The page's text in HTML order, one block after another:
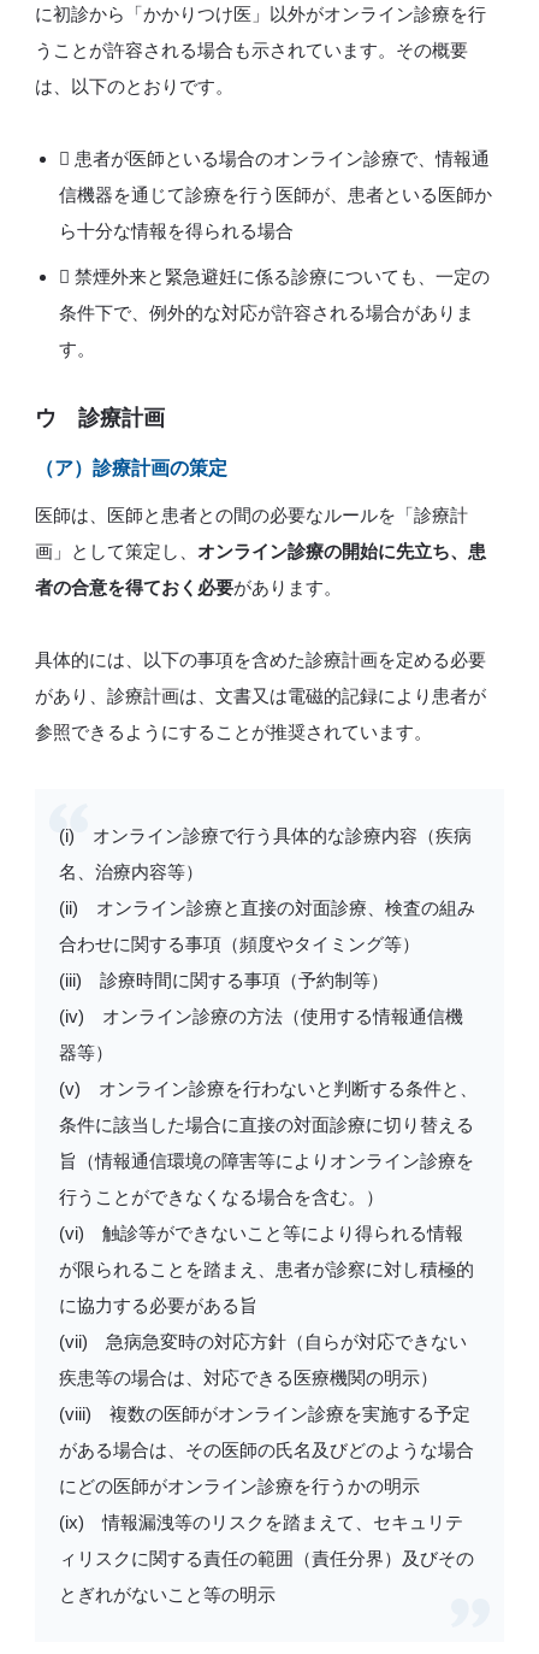
に初診から「かかりつけ医」以外がオンライン診療を行
うことが許容される場合も示されています。その概要
は、以下のとおりです。
 患者が医師といる場合のオンライン診療で、情報通
信機器を通じて診療を行う医師が、患者といる医師か
ら十分な情報を得られる場合
 禁煙外来と緊急避妊に係る診療についても、一定の
条件下で、例外的な対応が許容される場合がありま
す。
ウ 診療計画
（ア）診療計画の策定
医師は、医師と患者との間の必要なルールを「診療計
画」として策定し、オンライン診療の開始に先立ち、患
者の合意を得ておく必要があります。
具体的には、以下の事項を含めた診療計画を定める必要
があり、診療計画は、文書又は電磁的記録により患者が
参照できるようにすることが推奨されています。
(i) オンライン診療で行う具体的な診療内容（疾病
名、治療内容等）
(ii) オンライン診療と直接の対面診療、検査の組み
合わせに関する事項（頻度やタイミング等）
(iii) 診療時間に関する事項（予約制等）
(iv) オンライン診療の方法（使用する情報通信機
器等）
(v) オンライン診療を行わないと判断する条件と、
条件に該当した場合に直接の対面診療に切り替える
旨（情報通信環境の障害等によりオンライン診療を
行うことができなくなる場合を含む。）
(vi) 触診等ができないこと等により得られる情報
が限られることを踏まえ、患者が診察に対し積極的
に協力する必要がある旨
(vii) 急病急変時の対応方針（自らが対応できない
疾患等の場合は、対応できる医療機関の明示）
(viii) 複数の医師がオンライン診療を実施する予定
がある場合は、その医師の氏名及びどのような場合
にどの医師がオンライン診療を行うかの明示
(ix) 情報漏洩等のリスクを踏まえて、セキュリテ
ィリスクに関する責任の範囲（責任分界）及びその
とぎれがないこと等の明示